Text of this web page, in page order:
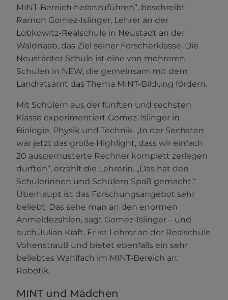
MINT-Bereich heranzuführen“, beschreibt
Ramon Gomez-Islinger, Lehrer an der
Lobkowitz-Realschule in Neustadt an der
Waldnaab, das Ziel seiner Forscherklasse. Die
Neustädter Schule ist eine von mehreren
Schulen in NEW, die gemeinsam mit dem
Landratsamt das Thema MINT-Bildung fördern.
Mit Schülern aus der fünften und sechsten
Klasse experimentiert Gomez-Islinger in
Biologie, Physik und Technik. „In der Sechsten
war jetzt das große Highlight, dass wir einfach
20 ausgemusterte Rechner komplett zerlegen
durften“, erzählt die Lehrerin. „Das hat den
Schülerinnen und Schülern Spaß gemacht.“
Überhaupt ist das Forschungsangebot sehr
beliebt. Das sehe man an den enormen
Anmeldezahlen, sagt Gomez-Islinger – und
auch Julian Kraft. Er ist Lehrer an der Realschule
Vohenstrauß und bietet ebenfalls ein sehr
beliebtes Wahlfach im MINT-Bereich an:
Robotik.
MINT und Mädchen